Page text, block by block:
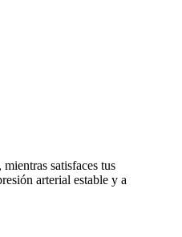
satisfaces tus
arterial estable y a